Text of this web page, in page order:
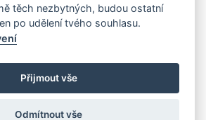
zdroj, který není spjat s žádným
restaurací. Názory uživatelů nemusí nutně
těch nezbytných, budou ostatní
po udělení tvého souhlasu.
Přijmout vše
Odmítnout vše